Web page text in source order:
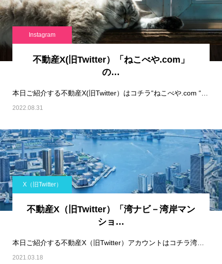
Instagram
不動産X(旧Twitter）「ねこべや.com」
の…
2022.08.31
X（旧Twitter）
不動産X（旧Twitter）「湾ナビ－湾岸マン
ショ…
2021.03.18